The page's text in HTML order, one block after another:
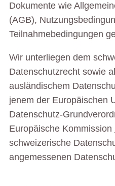
Dokumente wie
(AGB),
Teilnahmebedingungen
Wir unterliegen dem
Datenschutzrecht sowie
ausländischem
jenem der Europäischen
Datenschutz-
Europäische Kommission
schweizerische
angemessenen